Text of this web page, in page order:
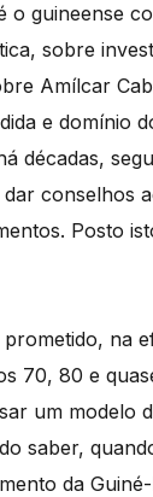
guineense
sobre
Amílcar
e domínio
décadas,
conselhos
Posto
na
70, 80 e
um modelo
saber,
da